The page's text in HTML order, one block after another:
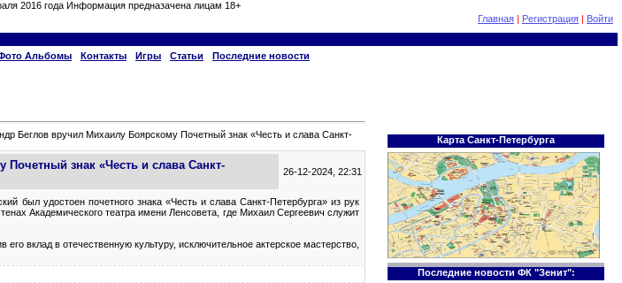
2016 года Информация предназачена лицам 18+
Главная | Регистрация | Войти
Альбомы Контакты Игры Статьи Последние новости
Беглов вручил Михаилу Боярскому Почетный знак «Честь и слава Санкт-
знак «Честь и слава Санкт-
26-12-2024, 22:31
был удостоен почетного знака «Честь и слава Санкт-Петербурга» из рук
Академического театра имени Ленсовета, где Михаил Сергеевич служит
вклад в отечественную культуру, исключительное актерское мастерство,
Карта Санкт-Петербурга
Последние новости ФК "Зенит":